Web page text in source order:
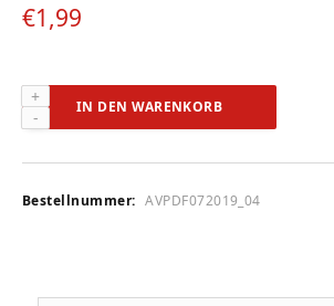
€1,99
Magnat
Prime
(audiovision
2019)
IN DEN WARENKORB
Bestellnummer: AVPDF072019_04